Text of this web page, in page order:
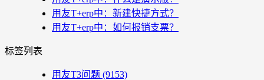
用友T+erp中：新建快捷方式？
用友T+erp中：如何报销支票？
标签列表
用友T3问题 (9153)